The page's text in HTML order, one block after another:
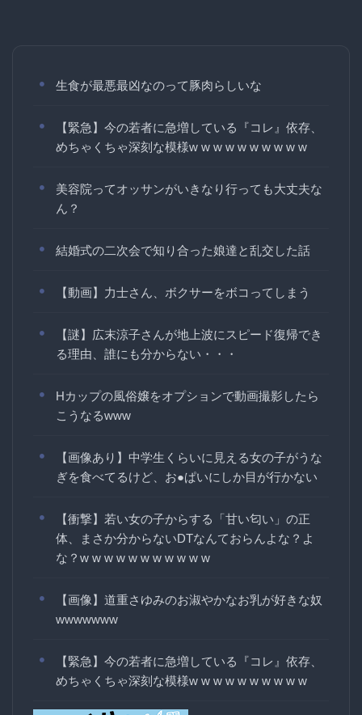
生食が最悪最凶なのって豚肉らしいな
【緊急】今の若者に急増している『コレ』依存、
めちゃくちゃ深刻な模様w w w w w w w w w w
美容院ってオッサンがいきなり行っても大丈夫な
ん？
結婚式の二次会で知り合った娘達と乱交した話
【動画】力士さん、ボクサーをボコってしまう
【謎】広末涼子さんが地上波にスピード復帰でき
る理由、誰にも分からない・・・
Hカップの風俗嬢をオプションで動画撮影したら
こうなるwww
【画像あり】中学生くらいに見える女の子がうな
ぎを食べてるけど、お●ぱいにしか目が行かない
【衝撃】若い女の子からする「甘い匂い」の正
体、まさか分からないDTなんておらんよな？よ
な？w w w w w w w w w w w
【画像】道重さゆみのお淑やかなお乳が好きな奴
wwwwwww
【緊急】今の若者に急増している『コレ』依存、
めちゃくちゃ深刻な模様w w w w w w w w w w